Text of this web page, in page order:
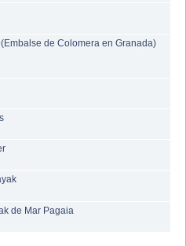
de Colomera en Granada)
de Mar Pagaia